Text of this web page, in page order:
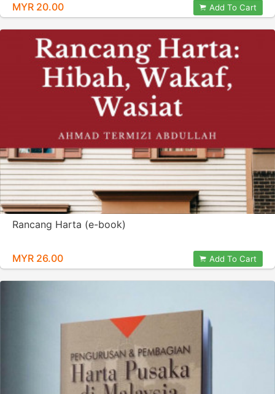
MYR 20.00 Add To Cart
Rancang Harta (e-book)
MYR 26.00 Add To Cart